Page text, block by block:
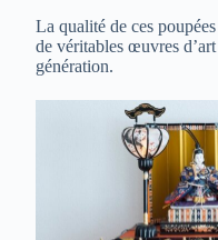
La qualité de ces
de véritables œuvres
génération.